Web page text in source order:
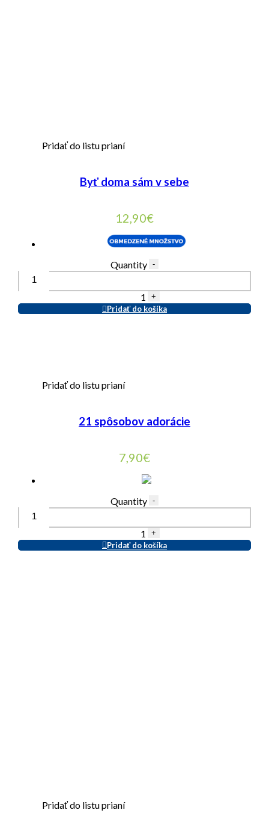
Pridať do listu prianí
Byť doma sám v sebe
12,90€
Quantity -
1 +
Pridať do košíka
Pridať do listu prianí
21 spôsobov adorácie
7,90€
Quantity -
1 +
Pridať do košíka
Pridať do listu prianí